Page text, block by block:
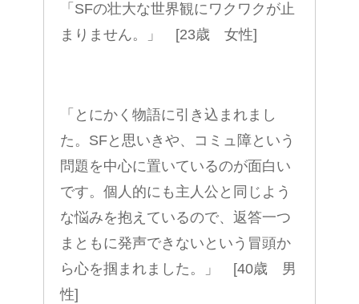
「SFの壮大な世界観にワクワクが止
まりません。」 [23歳 女性]
「とにかく物語に引き込まれまし
た。SFと思いきや、コミュ障という
問題を中心に置いているのが面白い
です。個人的にも主人公と同じよう
な悩みを抱えているので、返答一つ
まともに発声できないという冒頭か
ら心を掴まれました。」 [40歳 男
性]